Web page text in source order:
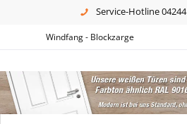
Service-Hotline
Windfang - Blockzarge